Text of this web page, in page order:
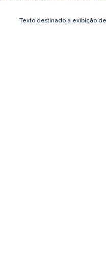
Texto destinado a exibição